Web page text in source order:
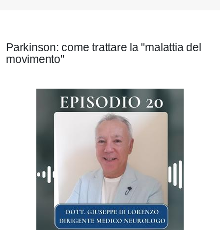
Parkinson: come trattare la "malattia del
movimento"